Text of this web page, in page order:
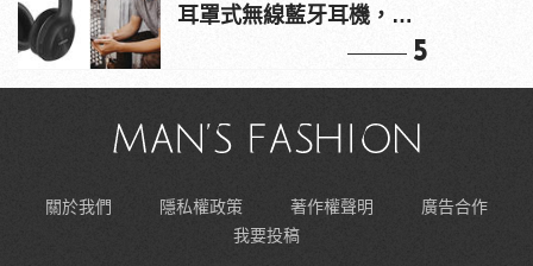
耳罩式無線藍牙耳機，在
5
關於我們 隱私權政策 著作權聲明
廣告合作
我要投稿